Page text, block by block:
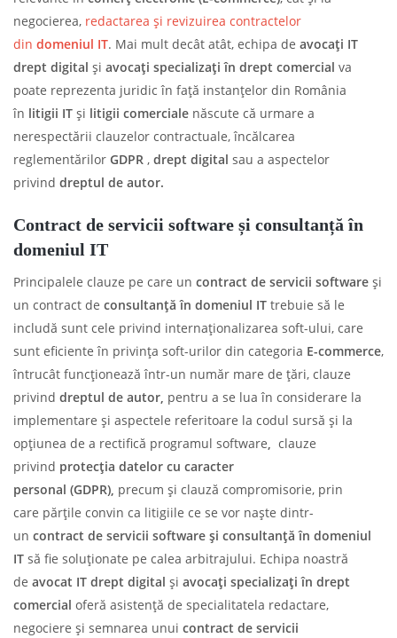
negocierea, redactarea și revizuirea contractelor
din domeniul IT. Mai mult decât atât, echipa de avocați IT
drept digital și avocați specializațiîn drept comercial va
poate reprezenta juridic în față instanțelor din România
în litigii IT și litigii comerciale născute că urmare a
nerespectării clauzelor contractuale, încălcarea
reglementărilor GDPR , drept digital sau a aspectelor
privind dreptul de autor.
Contract de servicii software și consultanță în
domeniul IT
Principalele clauze pe care un contract de servicii software și
un contract de consultanță în domeniul IT trebuie să le
includă sunt cele privind internaționalizarea soft-ului, care
sunt eficiente în privința soft-urilor din categoria E-commerce,
întrucât funcționează într-un număr mare de țări, clauze
privind dreptul de autor, pentru a se lua în considerare la
implementare și aspectele referitoare la codul sursă și la
opțiunea de a rectifică programul software
clauze
privind protecția datelor cu caracter
personal (GDPR), precum și clauză compromisorie, prin
care părțile convin ca litigiile ce se vor naște dintr-
un contract de servicii software și consultanță în domeniul
IT să fie soluționate pe calea arbitrajului. Echipa noastră
de avocat IT drept digital și avocați specializațiîn drept
comercial oferă asistență de specialitatela redactare,
negociere și semnarea unui contract de servicii